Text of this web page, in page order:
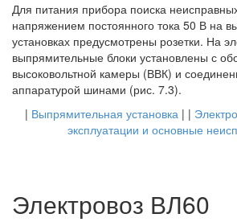
Для питания прибора поиска
напряжением постоянного тока 50 В на
установках предусмотрены розетки. На
выпрямительные блоки установлены с
высоковольтной камеры (ВВК) и
аппаратурой шинами (рис. 7.3).
| Выпрямительная установка | |
эксплуатации и основные
Электровоз ВЛ60